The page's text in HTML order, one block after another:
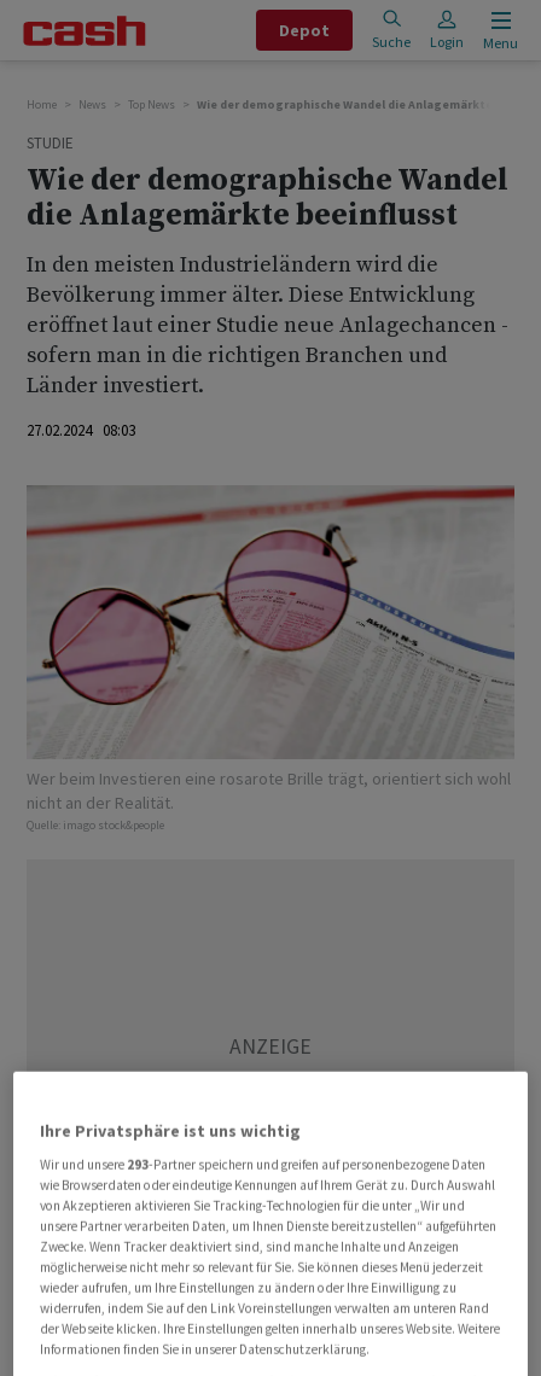
Depot
Suche Login Menu
Home News Top News Wie der demographische Wandel die Anlagemärkte
STUDIE
Wie der demographische Wandel
die Anlagemärkte beeinflusst
In den meisten Industrieländern wird die
Bevölkerung immer älter. Diese Entwicklung
eröffnet laut einer Studie neue Anlagechancen -
sofern man in die richtigen Branchen und
Länder investiert.
27.02.2024 08:03
Wer beim Investieren eine rosarote Brille trägt, orientiert sich wohl
nicht an der Realität.
Quelle: imago stock&people
Konkret profitieren besonders drei Branchen von der
steigenden Lebenserwartung: Gesundheit, Finanzen
und Automation. Zu diesem Schluss kommt eine am
Dienstag veröffentlichte Studie von Raiffeisen Schweiz.
Ihre Privatsphäre ist uns wichtig
Wir und unsere 293-Partner speichern und greifen auf personenbezogene Daten
wie Browserdaten oder eindeutige Kennungen auf Ihrem Gerät zu. Durch Auswahl
von Akzeptieren aktivieren Sie Tracking-Technologien für die unter „Wir und
unsere Partner verarbeiten Daten, um Ihnen Dienste bereitzustellen“ aufgeführten
Zwecke. Wenn Tracker deaktiviert sind, sind manche Inhalte und Anzeigen
möglicherweise nicht mehr so relevant für Sie. Sie können dieses Menü jederzeit
wieder aufrufen, um Ihre Einstellungen zu ändern oder Ihre Einwilligung zu
widerrufen, indem Sie auf den Link Voreinstellungen verwalten am unteren Rand
der Webseite klicken. Ihre Einstellungen gelten innerhalb unseres Website. Weitere
Informationen finden Sie in unserer Datenschutzerklärung.